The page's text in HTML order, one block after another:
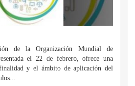
de la Organización Mundial de
el 22 de febrero, ofrece una
y el ámbito de aplicación del